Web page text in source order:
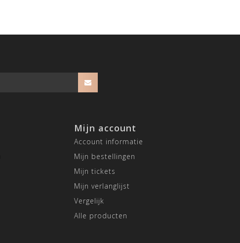
Mijn account
Account informatie
Mijn bestellingen
Mijn tickets
Mijn verlanglijst
Vergelijk
Alle producten